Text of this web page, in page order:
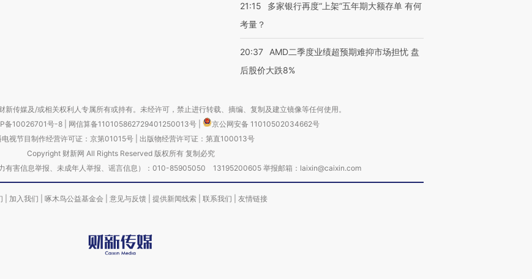
21:15
多家银行再度“上架”五年期大额存单 有何
考量？
20:37
AMD二季度业绩超预期难抑市场担忧 盘
后股价大跌8%
新传媒及/或相关权利人专属所有或持有。未经许可，禁止进行转载、摘编、复制及建立镜像等任何使用。
备10026701号-8 网信算备110105862729401250013号
京公网安备 11010502034662号
电视节目制作经营许可证：京第01015号| 出版物经营许可证：第直100013号
Copyright 财新网 All Rights Reserved 版权所有 复制必究
有害信息举报、未成年人举报、谣言信息）：010-85905050 13195200605 举报邮箱：laixin@caixin.com
加入我们 啄木鸟公益基金会 意见与反馈 提供新闻线索 联系我们 友情链接